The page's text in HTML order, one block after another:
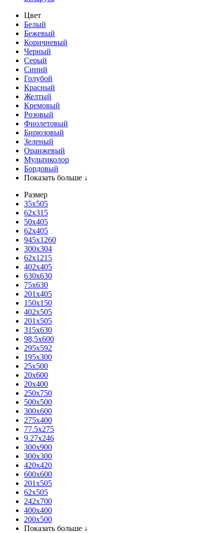
Цвет
Белый
Бежевый
Коричневый
Черный
Серый
Синий
Голубой
Красный
Желтый
Кремовый
Розовый
Фиолетовый
Бирюзовый
Зеленый
Оранжевый
Мультиколор
Бордовый
Показать больше ↓
Размер
35х505
62x315
50x405
62х405
945x1260
300x304
62x1215
402x405
630x630
75x630
201x405
150x150
402x505
201x505
315x630
98,5х600
295x592
195х300
25x500
20х600
20х400
250x750
500x500
300x600
275x400
77.5х275
9.27x246
300x900
300x300
420х420
600х600
201х505
62х505
242х700
400х400
200х500
Показать больше ↓